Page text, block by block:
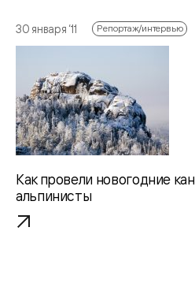
30 января ‘11 Репортаж/интервью
Как провели новогодние
альпинисты